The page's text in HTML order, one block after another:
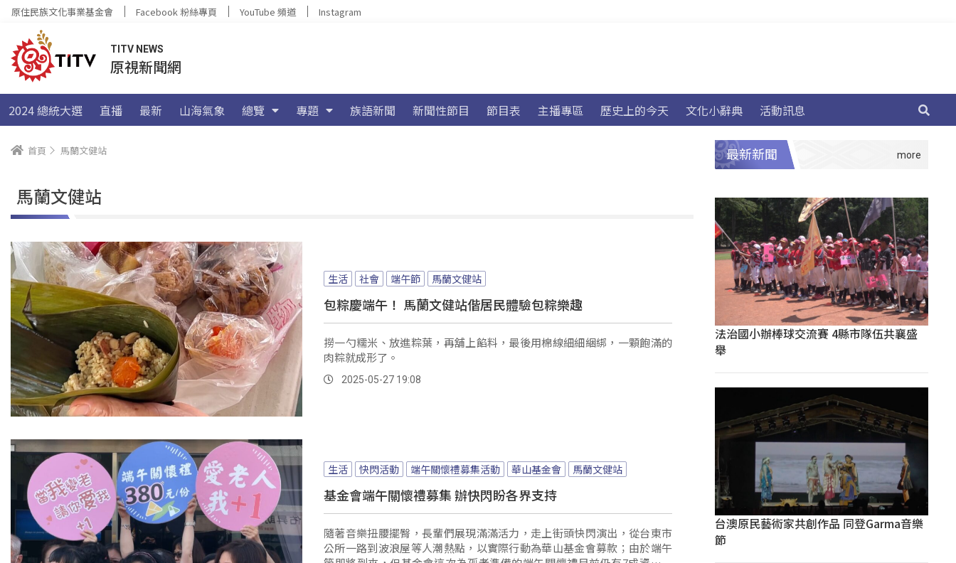
原住民族文化事業基金會 Facebook 粉絲專頁 YouTube 頻道 Instagram
TITV NEWS
原視新聞網
2024 總統大選 直播 最新 山海氣象 總覽 專題 族語新聞 新聞性節目 節目表 主播專區 歷史上的今天 文化小辭典 活動訊息
首頁 馬蘭文健站
馬蘭文健站
生活 社會 端午節 馬蘭文健站
包粽慶端午！ 馬蘭文健站偕居民體驗包粽樂趣
撈一勺糯米、放進粽葉，再舖上餡料，最後用棉線細細綑綁，一顆飽滿的
肉粽就成形了。
2025-05-27 19:08
生活 快閃活動 端午關懷禮募集活動 華山基金會 馬蘭文健站
基金會端午關懷禮募集 辦快閃盼各界支持
隨著音樂扭腰擺臀，長輩們展現滿滿活力，走上街頭快閃演出，從台東市
公所一路到波浪屋等人潮熱點，以實際行動為華山基金會募款；由於端午
最新新聞
法治國小辦棒球交流賽 4縣市隊伍共襄盛
舉
台澳原民藝術家共創作品 同登Garma音樂
節